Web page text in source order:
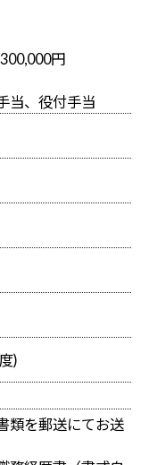
円
当、役付手当
)
類を郵送にてお送